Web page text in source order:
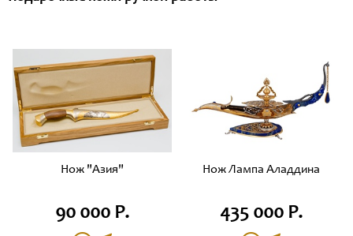
Нож "Азия"
90 000 Р.
Нож Лампа Аладдина
435 000 Р.